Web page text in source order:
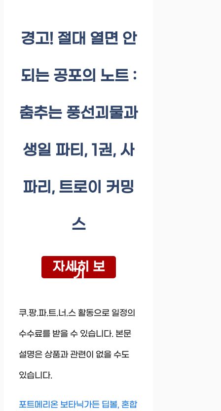
경고! 절대 열면 안
되는 공포의 노트 :
춤추는 풍선괴물과
생일 파티, 1권, 사
파리, 트로이 커밍
스
자세히 보
기
쿠.팡.파.트.너.스 활동으로 일정의
수수료를 받을 수 있습니다. 본문
설명은 상품과 관련이 없을 수도
있습니다.
포트메리온 보타닉가든 딥볼, 혼합